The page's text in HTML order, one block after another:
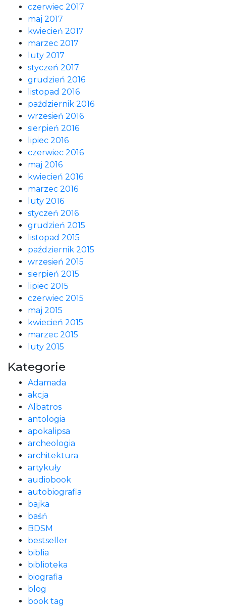
czerwiec 2017
maj 2017
kwiecień 2017
marzec 2017
luty 2017
styczeń 2017
grudzień 2016
listopad 2016
październik 2016
wrzesień 2016
sierpień 2016
lipiec 2016
czerwiec 2016
maj 2016
kwiecień 2016
marzec 2016
luty 2016
styczeń 2016
grudzień 2015
listopad 2015
październik 2015
wrzesień 2015
sierpień 2015
lipiec 2015
czerwiec 2015
maj 2015
kwiecień 2015
marzec 2015
luty 2015
Kategorie
Adamada
akcja
Albatros
antologia
apokalipsa
archeologia
architektura
artykuły
audiobook
autobiografia
bajka
baśń
BDSM
bestseller
biblia
biblioteka
biografia
blog
book tag